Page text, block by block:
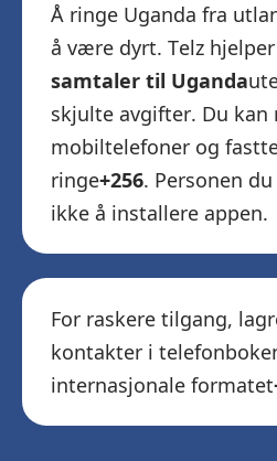
Å ringe Uganda fra
å være dyrt. Telz
samtaler til Uganda
skjulte avgifter. Du kan
mobiltelefoner og
ringe+256. Personen
ikke å installere appen.
For raskere tilgang,
kontakter i
internasjonale formatet